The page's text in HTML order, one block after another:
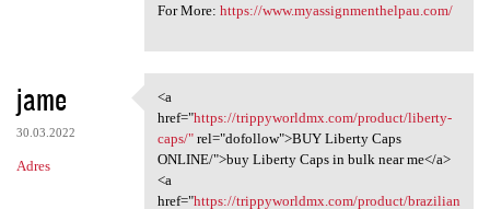
For More: https://www.myassignmenthelpau.com/
jame
30.03.2022
Adres
<a href="https:/
<a
href="https://trippyworldmx.com/product/liberty-
caps/"rel="dofollow">BUY Liberty Caps
ONLINE/">buy Liberty Caps in bulk near me</a>
<a
href="https://trippyworldmx.com/product/brazilian